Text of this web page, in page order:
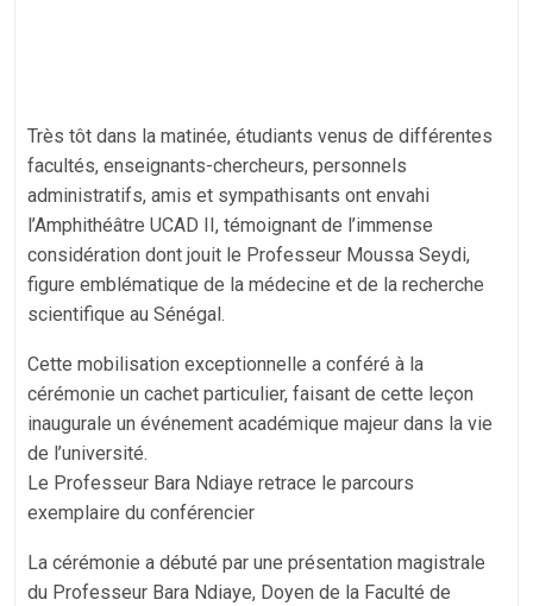
Très tôt dans la matinée, étudiants venus de différentes
facultés, enseignants-chercheurs, personnels
administratifs, amis et sympathisants ont envahi
l’Amphithéâtre UCAD II, témoignant de l’immense
considération dont jouit le Professeur Moussa Seydi,
figure emblématique de la médecine et de la recherche
scientifique au Sénégal.
Cette mobilisation exceptionnelle a conféré à la
cérémonie un cachet particulier, faisant de cette leçon
inaugurale un événement académique majeur dans la vie
de l’université.
Le Professeur Bara Ndiaye retrace le parcours
exemplaire du conférencier
La cérémonie a débuté par une présentation magistrale
du Professeur Bara Ndiaye, Doyen de la Faculté de